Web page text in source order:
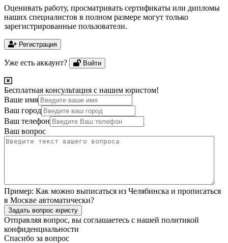
Оценивать работу, просматривать сертификаты или дипломы
наших специалистов в полном размере могут только
зарегистрированные пользователи.
Регистрация
Уже есть аккаунт? Войти
Бесплатная консультация с нашим юристом!
Ваше имя
Ваш город
Ваш телефон
Ваш вопрос
Пример: Как можно выписаться из Челябинска и прописаться
в Москве автоматически?
Задать вопрос юристу
Отправляя вопрос, вы соглашаетесь с нашей политикой
конфиденциальности
Спасибо за вопрос